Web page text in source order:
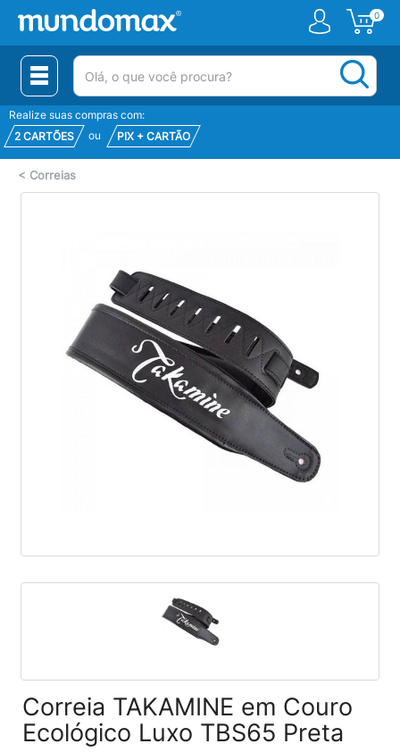
0
(pesquisar)
Realize suas compras com:
2 CARTÕES
ou PIX + CARTÃO
< Correias
Correia TAKAMINE em Couro
Ecológico Luxo TBS65 Preta